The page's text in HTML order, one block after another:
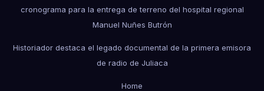
cronograma para la entrega de terreno del hospital regional
Manuel Nuñes Butrón
Historiador destaca el legado documental de la primera emisora
de radio de Juliaca
Home